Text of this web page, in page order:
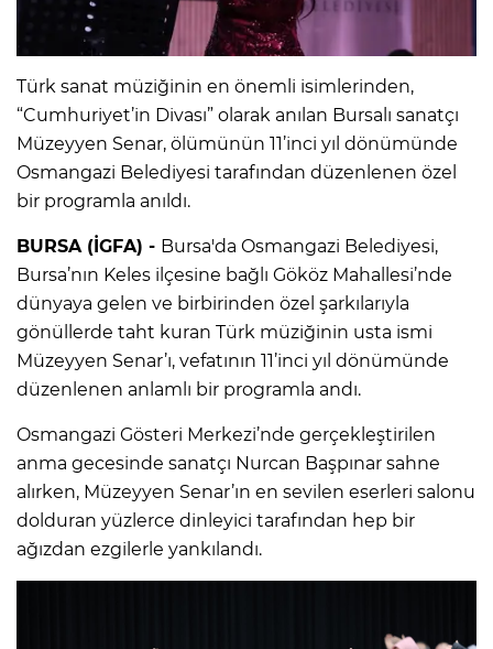
Türk sanat müziğinin en önemli isimlerinden,
“Cumhuriyet’in Divası” olarak anılan Bursalı sanatçı
Müzeyyen Senar, ölümünün 11’inci yıl dönümünde
Osmangazi Belediyesi tarafından düzenlenen özel
bir programla anıldı.
BURSA (İGFA) - Bursa'da Osmangazi Belediyesi,
Bursa’nın Keles ilçesine bağlı Gököz Mahallesi’nde
dünyaya gelen ve birbirinden özel şarkılarıyla
gönüllerde taht kuran Türk müziğinin usta ismi
Müzeyyen Senar’ı, vefatının 11’inci yıl dönümünde
düzenlenen anlamlı bir programla andı.
Osmangazi Gösteri Merkezi’nde gerçekleştirilen
anma gecesinde sanatçı Nurcan Başpınar sahne
alırken, Müzeyyen Senar’ın en sevilen eserleri salonu
dolduran yüzlerce dinleyici tarafından hep bir
ağızdan ezgilerle yankılandı.